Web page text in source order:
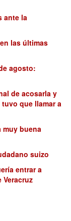
ante la
las últimas
agosto:
de acosarla y
que llamar a
muy buena
suizo
entrar a